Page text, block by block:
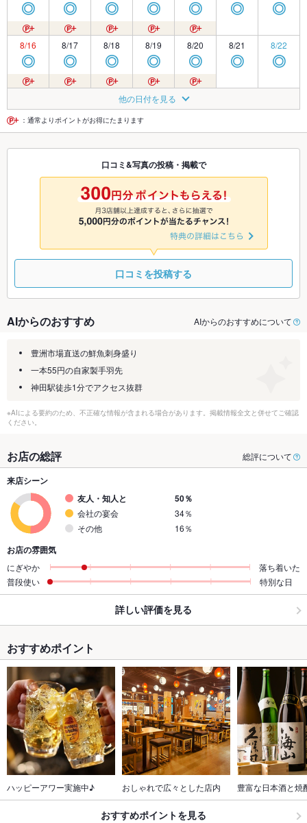
◎ ◎ ◎ ◎ ◎ ◎ ◎
8/16
◎
8/17
◎
8/18
◎
8/19
◎
8/20
◎
8/21
◎
8/22
◎
◎ ◎
8/25
◎
8/26
◎
8/27
◎ ◎ ◎
8/30 8/31 9/1
◎
9/2
◎
9/3
◎
9/4 9/5
9/8
◎
9/9
◎
9/10
◎
9/11
他の日付を見る
：通常よりポイントがお得にたまります
口コミ&写真の投稿・掲載で
口コミを投稿する
AIからのおすすめ AIからのおすすめについて
豊洲市場直送の鮮魚刺身盛り
一本55円の自家製手羽先
神田駅徒歩1分でアクセス抜群
※AIによる要約のため、不正確な情報が含まれる場合があります。掲載情報全文と併せてご確認
ください。
お店の総評 総評について
来店シーン
友人・知人と
50％
会社の宴会
34％
その他
16％
お店の雰囲気
にぎやか
落ち着いた
普段使い
特別な日
詳しい評価を見る
おすすめポイント
ハッピーアワー実施中♪ おしゃれで広々とした店内 豊富な日本酒と焼
おすすめポイントを見る